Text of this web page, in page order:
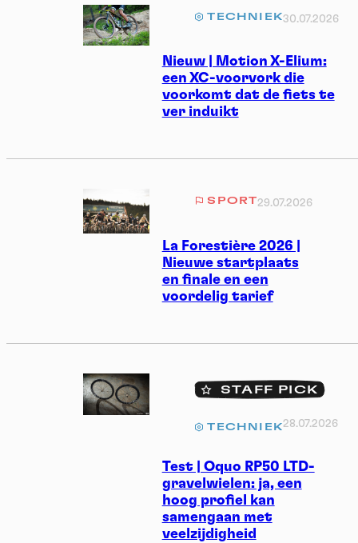
Nieuw | Motion X-Elium:
een XC-voorvork die
voorkomt dat de fiets te
ver induikt
TECHNIEK30.07.2026
La Forestière 2026 |
Nieuwe startplaats
en finale en een
voordelig tarief
SPORT29.07.2026
Test | Oquo RP50 LTD-
gravelwielen: ja, een
hoog profiel kan
samengaan met
veelzijdigheid
STAFF PICK
TECHNIEK 28.07.2026